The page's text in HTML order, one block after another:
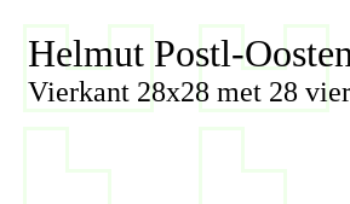
Helmut Postl-
Vierkant 28x28 met 28